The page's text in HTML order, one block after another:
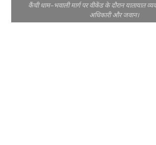
कैंची धाम–भवाली मार्ग पर वीकेंड के दौरान यातायात
अधिकारी और जवान।